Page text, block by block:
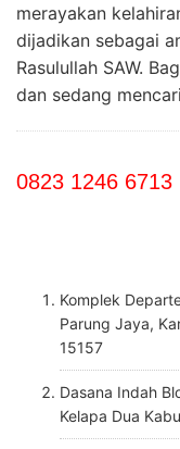
merayakan
dijadikan sebagai
Rasulullah SAW.
dan sedang
0823 1246 6713
Komplek
Parung Jaya,
15157
Dasana Indah
Kelapa Dua